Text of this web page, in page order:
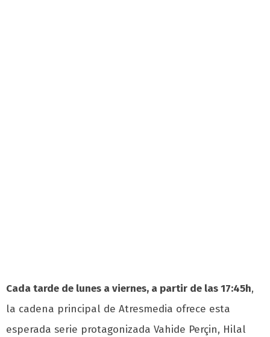
Cada tarde de lunes a viernes, a partir de las 17:45h,
la cadena principal de Atresmedia ofrece esta
esperada serie protagonizada Vahide Perçin, Hilal